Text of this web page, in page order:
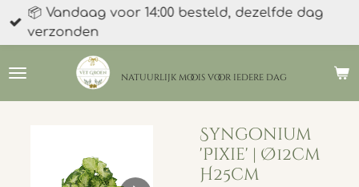
Ga
direct
de
natuurlijk moois voor iedere dag
📦 Vandaag voor 14:00 besteld, dezelfde dag
verzonden
Syngonium
'Pixie' | Ø12cm
H25cm